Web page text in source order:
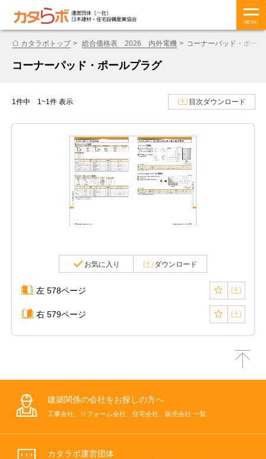
MENU
カタラボトップ 総合価格表 2026 内外電機 コーナーパッド・ポー
コーナーパッド・ポールプラグ
1件中 1~1件 表示 目次ダウンロード
お気に入り ダウンロード
左 578ページ
右 579ページ
建築関係の会社をお探しの方へ
工事会社、リフォーム会社、住宅会社、販売会社 一覧
カタラボ運営団体